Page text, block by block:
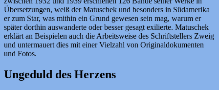
Übersetzungen, weiß der Matuschek und besonders in Südamerika
er zum Star, was mithin ein Grund gewesen sein mag, warum er
später dorthin auswanderte oder besser gesagt exilierte. Matuschek
erklärt an Beispielen auch die Arbeitsweise des Schriftstellers Zweig
und untermauert dies mit einer Vielzahl von Originaldokumenten
und Fotos.
Ungeduld des Herzens